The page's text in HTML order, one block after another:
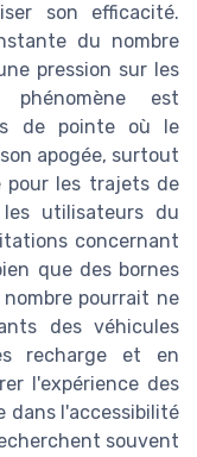
son efficacité.
du nombre
pression sur les
phénomène est
de pointe où le
apogée, surtout
pour les trajets de
les utilisateurs du
concernant
que des bornes
pourrait ne
des véhicules
recharge et en
l'expérience des
dans l'accessibilité
souvent